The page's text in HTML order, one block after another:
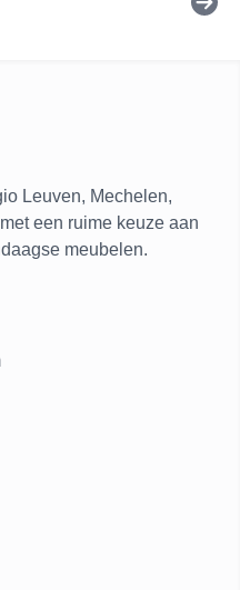
Leuven, Mechelen,
een ruime keuze aan
meubelen.